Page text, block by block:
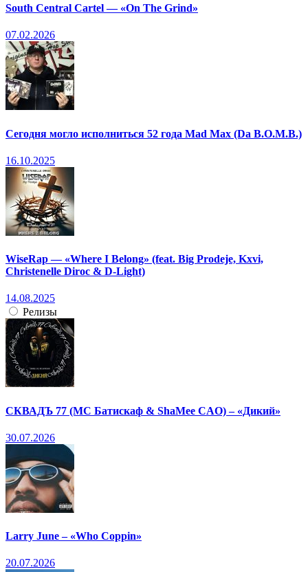
South Central Cartel — «On The Grind»
07.02.2026
Сегодня могло исполниться 52 года Mad Max (Da B.O.M.B.)
16.10.2025
WiseRap — «Where I Belong» (feat. Big Prodeje, Kxvi,
Christenelle Diroc & D-Light)
14.08.2025
Релизы
СКВАДЪ 77 (МС Батискаф & ShaMee CAO) – «Дикий»
30.07.2026
Larry June – «Who Coppin»
20.07.2026